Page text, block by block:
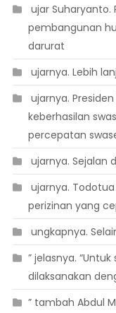
 ujar
pembangunan
darurat
 ujarnya. Lebih
 ujarnya.
keberhasilan
percepatan
 ujarnya. Sejalan
 ujarnya.
perizinan yang
 ungkapnya.
” jelasnya.
dilaksanakan
” tambah Abdul